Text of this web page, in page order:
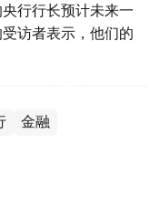
行行长预计未来一
访者表示，他们的
金融